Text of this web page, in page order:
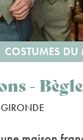
COSTUMES DU
-
GIRONDE